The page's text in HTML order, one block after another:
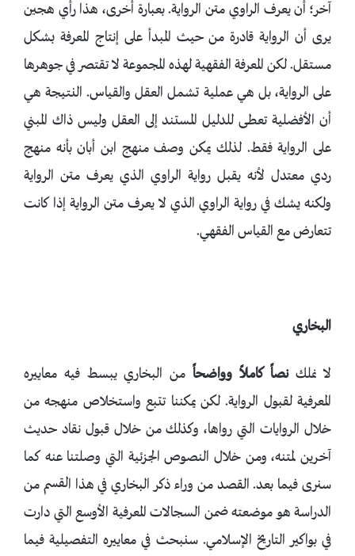
آخر؛ أن يعرف الراوي متن الرواية. بعبارة أخرى، هذا رأي هجين
يرى أن الرواية قادرة من حيث المبدأ على إنتاج المعرفة بشكل
مستقل. لكن المعرفة الفقهية لهذه المجموعة لا تقتصر في جوهرها
على الرواية، بل هي عملية تشمل العقل والقياس. النتيجة هي
أن الأفضلية تعطى للدليل المستند إلى العقل وليس ذاك المبني
على الرواية فقط. لذلك يمكن وصف منهج ابن أبان بأنه منهج
ردي معتدل لأنه يقبل رواية الراوي الذي يعرف متن الرواية
ولكنه يشك في رواية الراوي الذي لا يعرف متن الرواية إذا كانت
تتعارض مع القياس الفقهي.
البخاري
لا نملكنصاً كاملاً وواضحاً من البخاري يبسط فيه معاييره
المعرفية لقبول الرواية. لكن يمكننا تتبع واستخلاص منهجه من
خلال الروايات التي رواها، وكذلك من خلال قبول نقاد حديث
آخرين لمتنه، ومن خلال النصوص الجزئية التي وصلتنا عنه كما
سنرى فيما بعد. القصد من وراء ذكر البخاري في هذا القسم من
الدراسة هو موضعته ضمن السجالات المعرفية الأوسع التي دارت
في بواكير التاريخ الإسلامي. سنبحث في معاييره التفصيلية فيما